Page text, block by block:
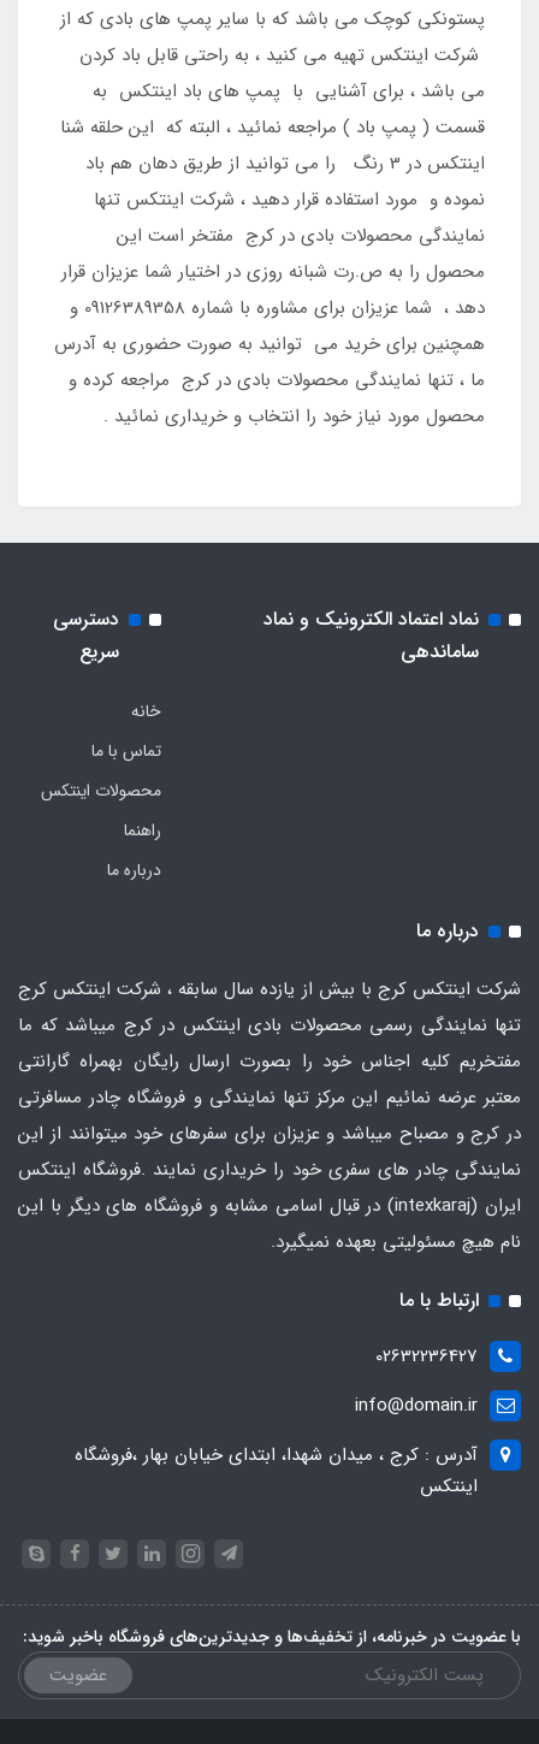
پستونکی کوچک می باشد که با سایر پمپ های بادی که از
شرکت اینتکس تهیه می کنید ، به راحتی قابل باد کردن
می باشد ، برای آشنایی با پمپ های باد اینتکس به
قسمت ( پمپ باد ) مراجعه نمائید ، البته که این حلقه شنا
اینتکس در 3 رنگ را می توانید از طریق دهان هم باد
نموده و مورد استفاده قرار دهید ، شرکت اینتکس تنها
نمایندگی محصولات بادی در کرج مفتخر است این
محصول را به ص.رت شبانه روزی در اختیار شما عزیزان قرار
دهد ، شما عزیزان برای مشاوره با شماره 09126389358 و
همچنین برای خرید می توانید به صورت حضوری به آدرس
ما ، تنها نمایندگی محصولات بادی در کرج مراجعه کرده و
محصول مورد نیاز خود را انتخاب و خریداری نمائید .
نماد اعتماد الکترونیک و نماد
ساماندهی
دسترسی
سریع
خانه
تماس با ما
محصولات اینتکس
راهنما
درباره ما
درباره ما
شرکت اینتکس کرج با بیش از یازده سال سابقه ، شرکت اینتکس کرج
تنها نمایندگی رسمی محصولات بادی اینتکس در کرج میباشد که ما
مفتخریم کلیه اجناس خود را بصورت ارسال رایگان بهمراه گارانتی
معتبر عرضه نمائیم این مرکز تنها نمایندگی و فروشگاه چادر مسافرتی
در کرج و مصباح میباشد و عزیزان برای سفرهای خود میتوانند از این
نمایندگی چادر های سفری خود را خریداری نمایند .فروشگاه اینتکس
ایران
(intexkaraj) در قبال اسامی مشابه و فروشگاه های دیگر با این
نام هیچ مسئولیتی بعهده نمیگیرد.
ارتباط با ما
02632236427
info@domain.ir
آدرس : کرج ، میدان شهدا، ابتدای خیابان بهار ،فروشگاه
اینتکس
با عضویت در خبرنامه، از تخفیف‌ها و جدیدترین‌های فروشگاه باخبر شوید:
عضویت